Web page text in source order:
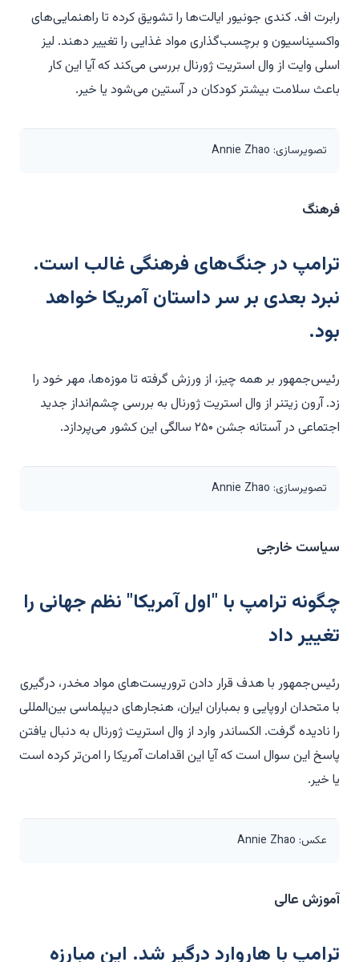
رابرت اف. کندی جونیور ایالت‌ها را تشویق کرده تا راهنمایی‌های
واکسیناسیون و برچسب‌گذاری مواد غذایی را تغییر دهند. لیز
اسلی وایت از وال استریت ژورنال بررسی می‌کند که آیا این کار
باعث سلامت بیشتر کودکان در آستین می‌شود یا خیر.
تصویرسازی: Annie Zhao
فرهنگ
ترامپ در جنگ‌های فرهنگی غالب است.
نبرد بعدی بر سر داستان آمریکا خواهد
بود.
رئیس‌جمهور بر همه چیز، از ورزش گرفته تا موزه‌ها، مهر خود را
زد. آرون زیتنر از وال استریت ژورنال به بررسی چشم‌انداز جدید
اجتماعی در آستانه جشن ۲۵۰ سالگی این کشور می‌پردازد.
تصویرسازی: Annie Zhao
سیاست خارجی
چگونه ترامپ با "اول آمریکا" نظم جهانی را
تغییر داد
رئیس‌جمهور با هدف قرار دادن تروریست‌های مواد مخدر، درگیری
با متحدان اروپایی و بمباران ایران، هنجارهای دیپلماسی بین‌المللی
را نادیده گرفت. الکساندر وارد از وال استریت ژورنال به دنبال یافتن
پاسخ این سوال است که آیا این اقدامات آمریکا را امن‌تر کرده است
یا خیر.
عکس: Annie Zhao
آموزش عالی
ترامپ با هاروارد درگیر شد. این مبارزه